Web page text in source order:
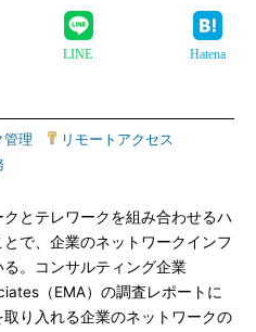
LINE Hatena
管理 リモートアクセス
とテレワークを組み合わせるハ
で、企業のネットワークインフ
。コンサルティング企業
（EMA）の調査レポートに
り入れる企業のネットワークの